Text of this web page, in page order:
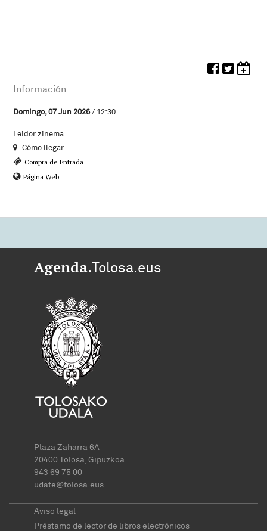
Información
Domingo, 07 Jun 2026/ 12:30
Leidor zinema
Cómo llegar
Compra de Entrada
Página Web
Agenda.Tolosa.eus
Plaza Zaharra 6A
20400 Tolosa, Gipuzkoa
943 69 75 00
udate@tolosa.eus
Aviso legal
Préstamo de lector de libros electrónicos